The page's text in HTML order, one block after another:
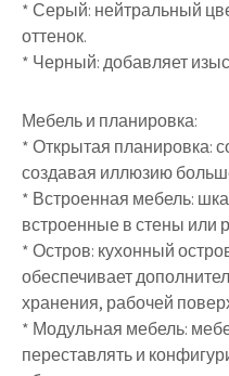
* Серый: нейтральный
оттенок.
* Черный: добавляет
Мебель и планировка:
* Открытая планировка:
создавая иллюзию
* Встроенная мебель:
встроенные в стены или
* Остров: кухонный
обеспечивает
хранения, рабочей
* Модульная мебель:
переставлять и